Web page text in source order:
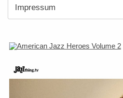
Impressum